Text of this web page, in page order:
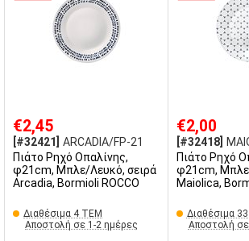
€2,45
[#32421]
ARCADIA/FP-21
Πιάτο Ρηχό Οπαλίνης,
φ21cm, Μπλε/Λευκό, σειρά
Arcadia, Bormioli ROCCO
Διαθέσιμα 4 ΤΕΜ
Αποστολή σε 1-2 ημέρες
€2,00
[#32418]
Πιάτο Ρηχό
φ21cm,
Maiolica,
Διαθέσιμα
Αποστολή